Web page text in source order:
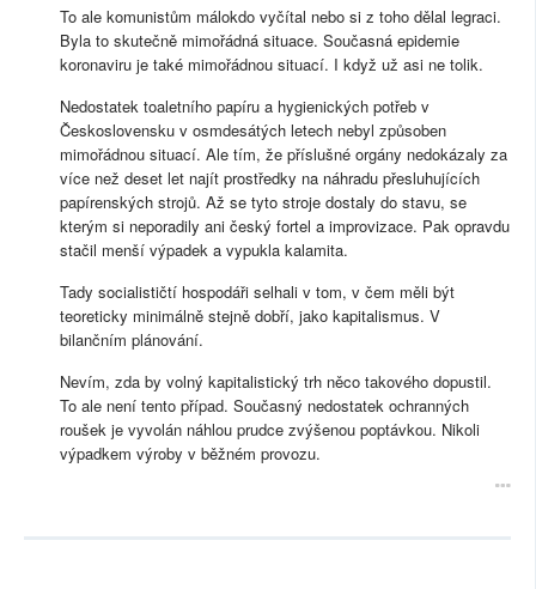
To ale komunistům málokdo vyčítal nebo si z toho dělal legraci.
Byla to skutečně mimořádná situace. Současná epidemie
koronaviru je také mimořádnou situací. I když už asi ne tolik.
Nedostatek toaletního papíru a hygienických potřeb v
Československu v osmdesátých letech nebyl způsoben
mimořádnou situací. Ale tím, že příslušné orgány nedokázaly za
více než deset let najít prostředky na náhradu přesluhujících
papírenských strojů. Až se tyto stroje dostaly do stavu, se
kterým si neporadily ani český fortel a improvizace. Pak opravdu
stačil menší výpadek a vypukla kalamita.
Tady socialističtí hospodáři selhali v tom, v čem měli být
teoreticky minimálně stejně dobří, jako kapitalismus. V
bilančním plánování.
Nevím, zda by volný kapitalistický trh něco takového dopustil.
To ale není tento případ. Současný nedostatek ochranných
roušek je vyvolán náhlou prudce zvýšenou poptávkou. Nikoli
výpadkem výroby v běžném provozu.